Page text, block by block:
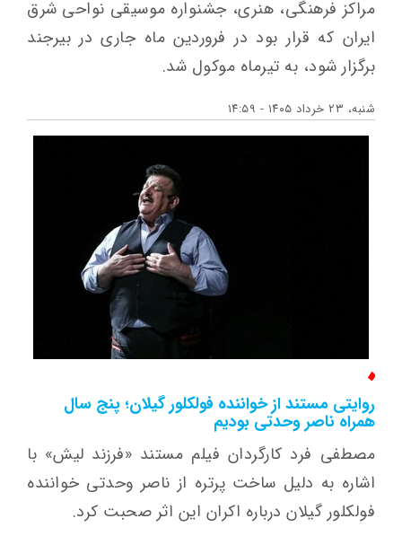
مراکز فرهنگی، هنری، جشنواره موسیقی نواحی شرق
ایران که قرار بود در فروردین ماه جاری در بیرجند
برگزار شود، به تیرماه موکول شد.
شنبه، ۲۳ خرداد ۱۴۰۵ - ۱۴:۵۹
روایتی مستند از خواننده فولکلور گیلان؛ پنج سال
همراه ناصر وحدتی بودیم
مصطفی فرد کارگردان فیلم مستند «فرزند لیش» با
اشاره به دلیل ساخت پرتره از ناصر وحدتی خواننده
فولکلور گیلان درباره اکران این اثر صحبت کرد.